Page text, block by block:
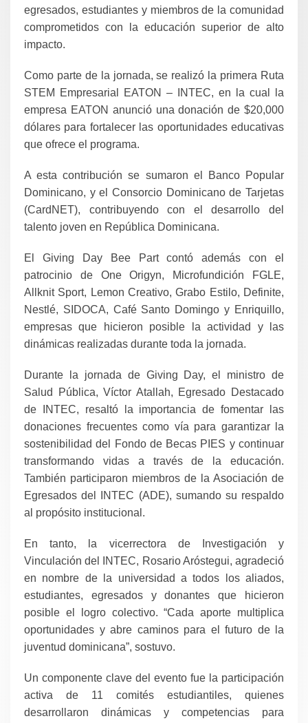
egresados, estudiantes y miembros de la comunidad
comprometidos con la educación superior de alto
impacto.
Como parte de la jornada, se realizó la primera Ruta
STEM Empresarial EATON – INTEC, en la cual la
empresa EATON anunció una donación de $20,000
dólares para fortalecer las oportunidades educativas
que ofrece el programa.
A esta contribución se sumaron el Banco Popular
Dominicano, y el Consorcio Dominicano de Tarjetas
(CardNET), contribuyendo con el desarrollo del
talento joven en República Dominicana.
El Giving Day Bee Part contó además con el
patrocinio de One Origyn, Microfundición FGLE,
Allknit Sport, Lemon Creativo, Grabo Estilo, Definite,
Nestlé, SIDOCA, Café Santo Domingo y Enriquillo,
empresas que hicieron posible la actividad y las
dinámicas realizadas durante toda la jornada.
Durante la jornada de Giving Day, el ministro de
Salud Pública, Víctor Atallah, Egresado Destacado
de INTEC, resaltó la importancia de fomentar las
donaciones frecuentes como vía para garantizar la
sostenibilidad del Fondo de Becas PIES y continuar
transformando vidas a través de la educación.
También participaron miembros de la Asociación de
Egresados del INTEC (ADE), sumando su respaldo
al propósito institucional.
En tanto, la vicerrectora de Investigación y
Vinculación del INTEC, Rosario Aróstegui, agradeció
en nombre de la universidad a todos los aliados,
estudiantes, egresados y donantes que hicieron
posible el logro colectivo. “Cada aporte multiplica
oportunidades y abre caminos para el futuro de la
juventud dominicana”, sostuvo.
Un componente clave del evento fue la participación
activa de 11 comités estudiantiles, quienes
desarrollaron dinámicas y competencias para